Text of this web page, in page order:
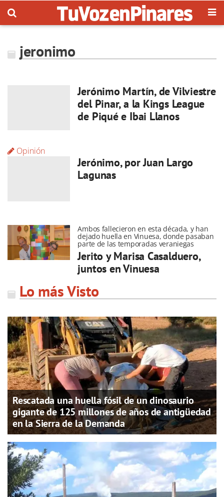
jeronimo
Jerónimo Martín, de Vilviestre
del Pinar, a la Kings League
de Piqué e Ibai Llanos
Opinión
Jerónimo, por Juan Largo
Lagunas
Ambos fallecieron en esta década, y han
dejado huella en Vinuesa, donde pasaban
parte de las temporadas veraniegas
Jerito y Marisa Casalduero,
juntos en Vinuesa
Lo más Visto
Rescatada una huella fósil de un dinosaurio
gigante de 125 millones de años de antigüedad
en la Sierra de la Demanda